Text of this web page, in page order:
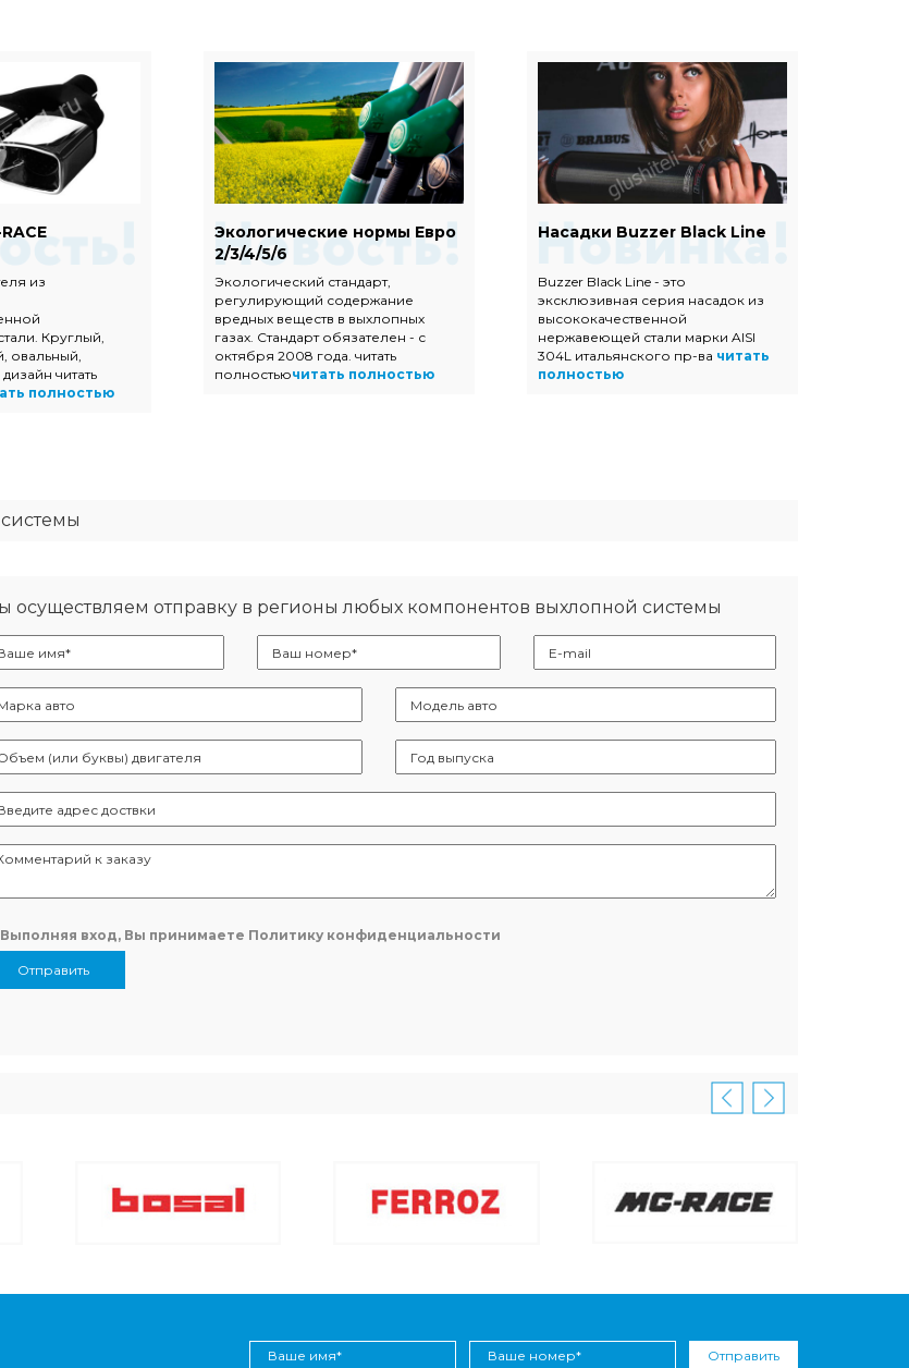
из
Круглый,
овальный,
читать
полностью
Экологические нормы Евро
2/3/4/5/6
Экологический стандарт,
регулирующий содержание
вредных веществ в выхлопных
газах. Стандарт обязателен - с
октября 2008 года. читать
полностьючитать полностью
Насадки Buzzer Black Line
Buzzer Black Line - это
эксклюзивная серия насадок из
высококачественной
нержавеющей стали марки AISI
304L итальянского пр-ва читать
полностью
осуществляем отправку в регионы любых компонентов выхлопной системы
Выполняя вход, Вы принимаете Политику конфиденциальности
Отправить
Отправить